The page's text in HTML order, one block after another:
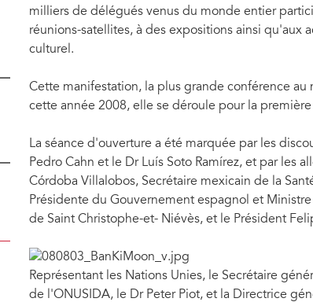
milliers de délégués venus du monde entier
réunions-satellites, à des expositions ainsi
culturel.
Cette manifestation, la plus grande conférence au
cette année 2008, elle se déroule pour la
La séance d'ouverture a été marquée par les
Pedro Cahn et le Dr Luís Soto Ramírez, et par les
Córdoba Villalobos, Secrétaire mexicain de la
Présidente du Gouvernement espagnol et
de Saint Christophe-et- Niévès, et le Président
Représentant les Nations Unies, le Secrétaire
de l'ONUSIDA, le Dr Peter Piot, et la Directrice